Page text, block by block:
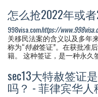
怎么抢2022年或
998visa.comhttps://
关移民法案的含义以及多年
称为“特赦签证”。在获批准
籍。 这种签证，是一种永久
sec13大特赦签证
吗？ - 菲律宾华人